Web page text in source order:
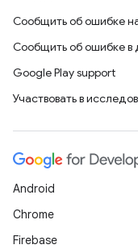
Сообщить об ошибке
Сообщить об ошибке в
Google Play support
Участвовать в
Android
Chrome
Firebase